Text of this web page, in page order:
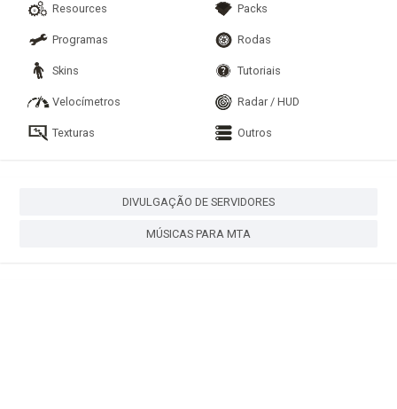
Resources Packs
Programas Rodas
Skins Tutoriais
Velocímetros Radar / HUD
Texturas Outros
DIVULGAÇÃO DE SERVIDORES
MÚSICAS PARA MTA